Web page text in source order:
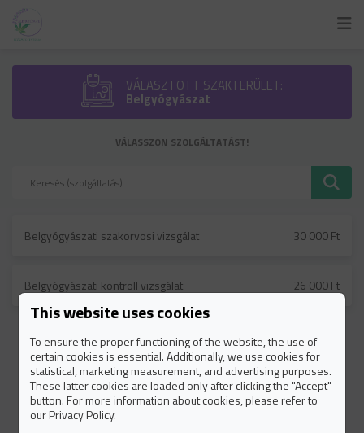
VÁLASZTOTT SZAKTERÜLET:
Belgyógyászat
VÁLASSZON SZOLGÁLTATÁST!
Belgyógyászati szakorvosi vizsgálat 30 000 Ft
Belgyógyászati kontroll vizsgálat 26 000 Ft
This website uses cookies
To ensure the proper functioning of the website, the use of
certain cookies is essential. Additionally, we use cookies for
statistical, marketing measurement, and advertising purposes.
These latter cookies are loaded only after clicking the "Accept"
button. For more information about cookies, please refer to
our Privacy Policy.